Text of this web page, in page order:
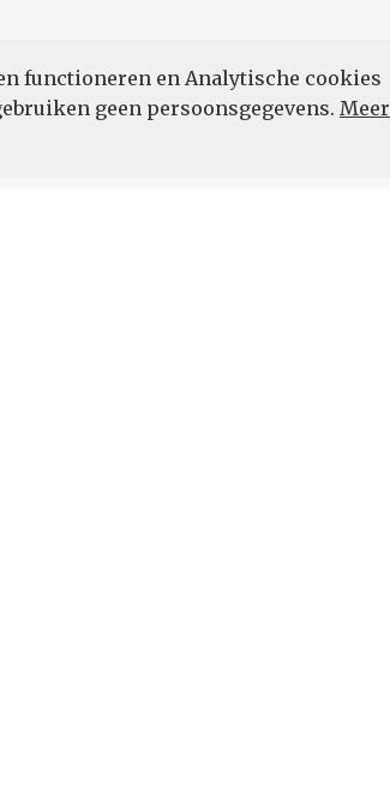
functioneren en Analytische cookies
geen persoonsgegevens. Meer
POWERED BY